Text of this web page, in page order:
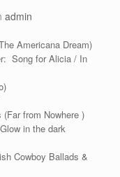
admin
Americana Dream)
Song for Alicia / In
from Nowhere )
in the dark
Cowboy Ballads &